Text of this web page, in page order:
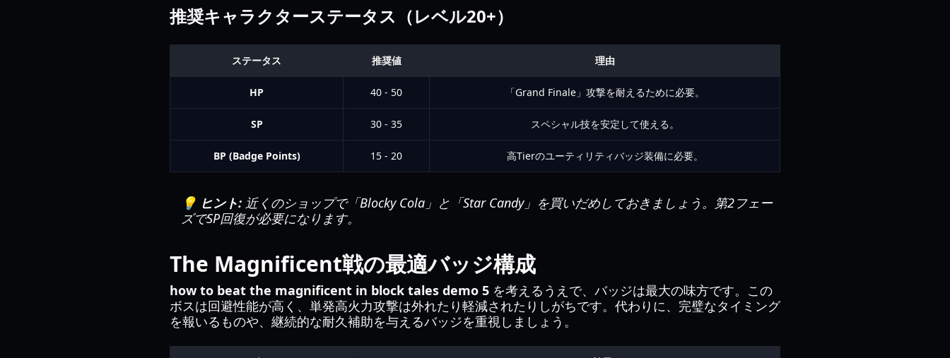
推奨キャラクターステータス（レベル20+）
ステータス 推奨値 理由
HP 40 - 50 「Grand Finale」攻撃を耐えるために必要。
SP 30 - 35 スペシャル技を安定して使える。
BP (Badge Points) 15 - 20 高Tierのユーティリティバッジ装備に必要。
💡 ヒント: 近くのショップで「Blocky Cola」と「Star Candy」を買いだめしておきましょう。第2フェー
ズでSP回復が必要になります。
The Magnificent戦の最適バッジ構成
how to beat the magnificent in block tales demo 5 を考えるうえで、バッジは最大の味方です。この
ボスは回避性能が高く、単発高火力攻撃は外れたり軽減されたりしがちです。代わりに、完璧なタイミング
を報いるものや、継続的な耐久補助を与えるバッジを重視しましょう。